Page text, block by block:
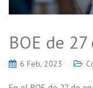
BOE de
6 Feb, 2023